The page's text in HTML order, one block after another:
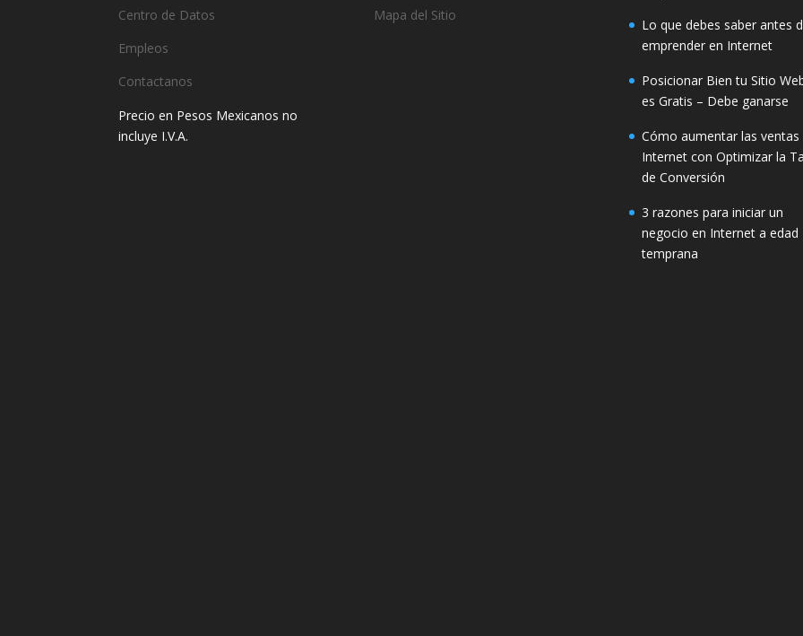
Centro de Datos
Empleos
Contactanos
Precio en Pesos Mexicanos no
incluye I.V.A.
Mapa del Sitio
Lo que debes saber antes
emprender en Internet
Posicionar Bien tu Sitio
es Gratis – Debe ganarse
Cómo aumentar las ventas
Internet con Optimizar la
de Conversión
3 razones para iniciar un
negocio en Internet a edad
temprana